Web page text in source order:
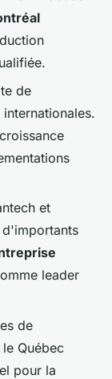
de
et
leader
de
Québec
pour la